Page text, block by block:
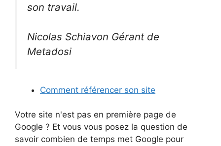
son travail.
Nicolas Schiavon Gérant de
Metadosi
Comment référencer son site
Votre site n'est pas en première page de
Google ? Et vous vous posez la question de
savoir combien de temps met Google pour